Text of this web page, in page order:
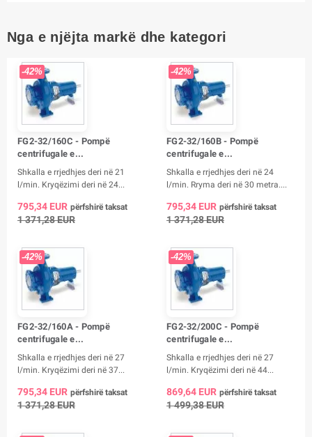
Nga e njëjta markë dhe kategori
-42%
FG2-32/160C - Pompë
centrifugale e...
Shkalla e rrjedhjes deri në 21
l/min. Kryqëzimi deri në 24...
795,34 EUR përfshirë taksat
1 371,28 EUR
-42%
FG2-32/160B - Pompë
centrifugale e...
Shkalla e rrjedhjes deri në 24
l/min. Rryma deri në 30 metra....
795,34 EUR përfshirë taksat
1 371,28 EUR
-42%
FG2-32/160A - Pompë
centrifugale e...
Shkalla e rrjedhjes deri në 27
l/min. Kryqëzimi deri në 37...
795,34 EUR përfshirë taksat
1 371,28 EUR
-42%
FG2-32/200C - Pompë
centrifugale e...
Shkalla e rrjedhjes deri në 27
l/min. Kryqëzimi deri në 44...
869,64 EUR përfshirë taksat
1 499,38 EUR